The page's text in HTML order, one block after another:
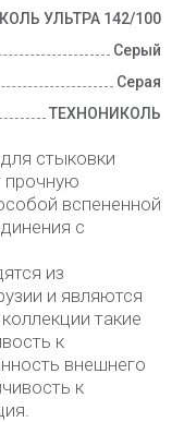
УЛЬТРА 142/100
Серый
Серая
ТЕХНОНИКОЛЬ
стыковки
прочную
вспененной
с
из
и являются
такие
к
внешнего
к